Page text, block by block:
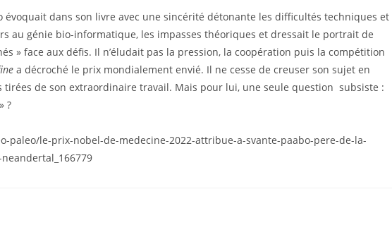
évoquait dans son livre avec une sincérité détonante les difficultés techniques et
au génie bio-informatique, les impasses théoriques et dressait le portrait de
» face aux défis. Il n’éludait pas la pression, la coopération puis la compétition
a décroché le prix mondialement envié. Il ne cesse de creuser son sujet en
tirées de son extraordinaire travail. Mais pour lui, une seule question subsiste :
» ?
paleo/le-prix-nobel-de-medecine-2022-attribue-a-svante-paabo-pere-de-la-